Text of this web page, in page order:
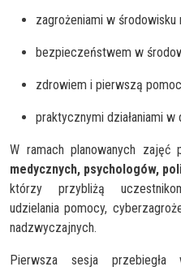
zagrożeniami w środowisku
bezpieczeństwem w
zdrowiem i pierwszą
praktycznymi działaniami
W ramach planowanych zajęć
medycznych, psychologów,
którzy przybliżą
udzielania pomocy,
nadzwyczajnych.
Pierwsza sesja przebiegła